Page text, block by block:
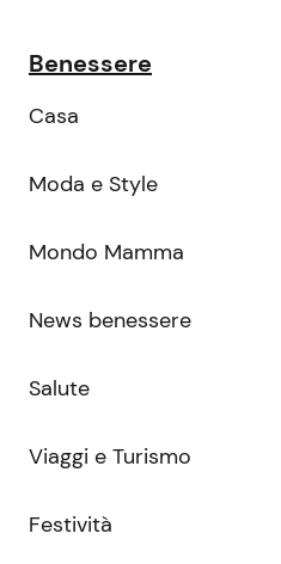
Benessere
Casa
Moda e Style
Mondo Mamma
News benessere
Salute
Viaggi e Turismo
Festività